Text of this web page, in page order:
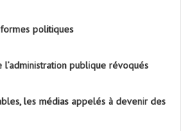
politiques
l’administration publique révoqués
les médias appelés à devenir des